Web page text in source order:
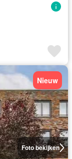
Foto bekijken
Nieuw